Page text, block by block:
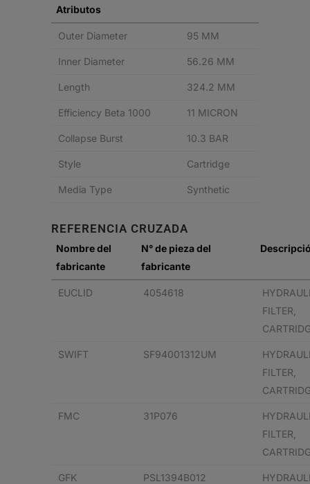
Atributos
Outer Diameter 95 MM
Inner Diameter 56.26 MM
Length 324.2 MM
Efficiency Beta 1000 11 MICRON
Collapse Burst 10.3 BAR
Style Cartridge
Media Type Synthetic
REFERENCIA CRUZADA
Nombre del
fabricante
N° de pieza del
fabricante
EUCLID 4054618
FILTER,
SWIFT SF94001312UM
FILTER,
FMC 31P076
FILTER,
GFK PSL1394B012